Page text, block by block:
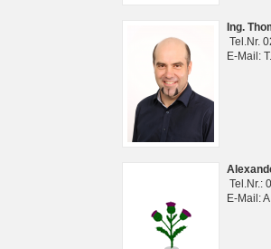
Ing.
Tel.Nr.
E-Mail:
Tel.Nr.:
E-Mail: